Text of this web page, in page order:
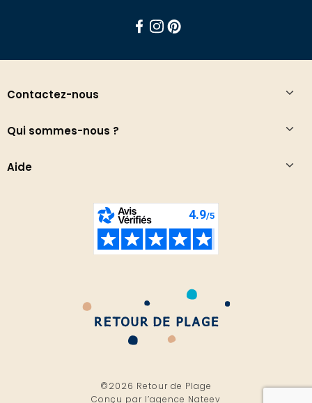
Contactez-nous
Qui sommes-nous ?
Aide
©2026 Retour de Plage
Conçu par l’agence Nateev